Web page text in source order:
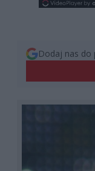
Dodaj nas do